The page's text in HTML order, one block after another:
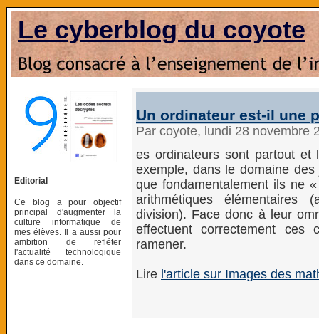
Le cyberblog du coyote
Editorial
Ce blog a pour objectif
principal d'augmenter la
culture informatique de
mes élèves. Il a aussi pour
ambition de refléter
l'actualité technologique
dans ce domaine.
Un ordinateur est-il une
Par coyote, lundi 28 novembre
es ordinateurs sont partout et
exemple, dans le domaine
que fondamentalement ils ne
arithmétiques élémentaires
division). Face donc à leur
effectuent correctement
ramener.
Lire l'article sur Images des